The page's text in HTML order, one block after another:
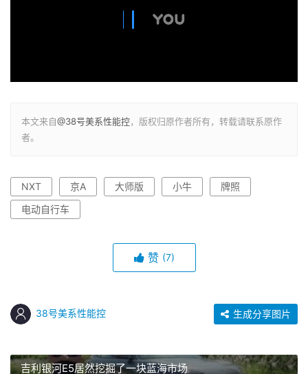
本文来自@38号美系性能控，版权归原作者所有，转载请联系原作
者。
NXT 京A 大师版 小牛
牌照
电动自行车
赞 (7)
38号美系性能控 生成分享图片
吉利银河E5居然挖掘了一块蓝海市场